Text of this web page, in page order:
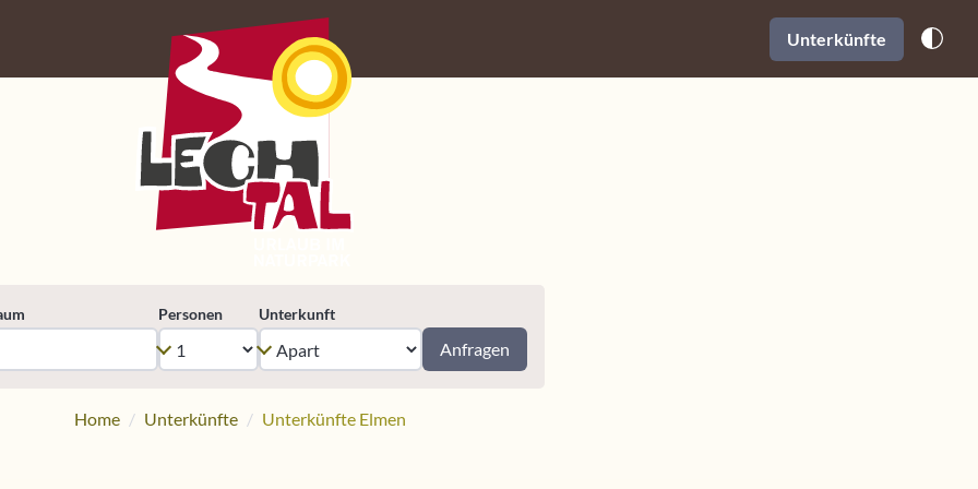
Unterkünfte
Personen Unterkunft
Anfragen
Home Unterkünfte Unterkünfte Elmen